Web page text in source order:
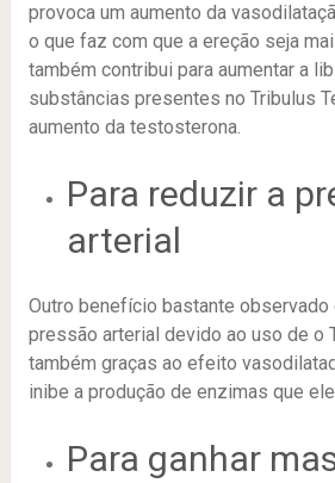
provoca um aumento da
o que faz com que a ereção seja
também contribui para aumentar a
substâncias presentes no Tribulus
aumento da testosterona.
Para reduzir a
arterial
Outro benefício bastante observado
pressão arterial devido ao uso de o
também graças ao efeito
inibe a produção de enzimas que
Para ganhar